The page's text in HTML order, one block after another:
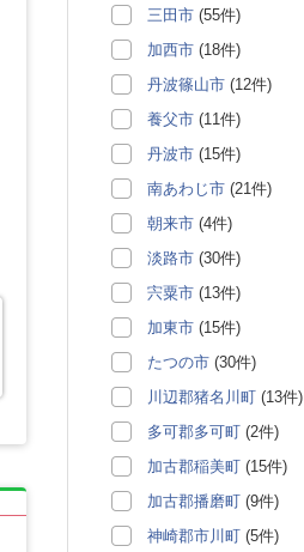
三田市 (55件)
加西市 (18件)
丹波篠山市 (12件)
養父市 (11件)
丹波市 (15件)
南あわじ市 (21件)
朝来市 (4件)
淡路市 (30件)
宍粟市 (13件)
加東市 (15件)
たつの市 (30件)
川辺郡猪名川町 (13件)
多可郡多可町 (2件)
加古郡稲美町 (15件)
加古郡播磨町 (9件)
神崎郡市川町 (5件)